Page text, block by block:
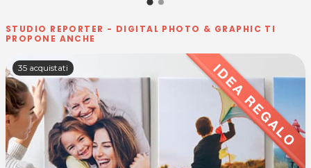
STUDIO REPORTER - DIGITAL PHOTO & GRAPHIC TI
PROPONE ANCHE
35 acquistati